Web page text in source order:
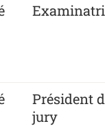
Président
jury